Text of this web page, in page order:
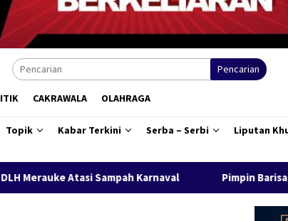
Pencarian
CAKRAWALA OLAHRAGA
Topik Kabar Terkini Serba – Serbi
Liputan
Pimpin Barisan Karnaval HUT RI,